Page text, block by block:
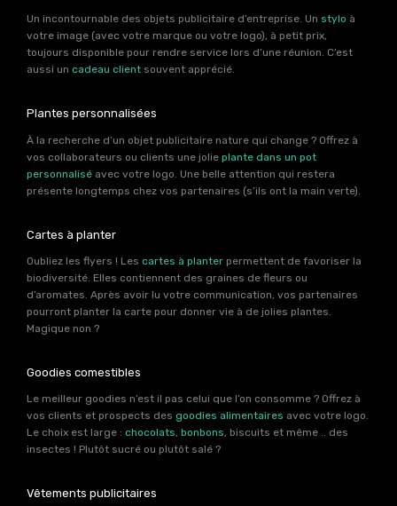
Un incontournable des objets publicitaire d’entreprise. Un stylo à
votre image (avec votre marque ou votre logo), à petit prix,
toujours disponible pour rendre service lors d’une réunion. C’est
aussi un cadeau client souvent apprécié.
Plantes personnalisées
À la recherche d’un objet publicitaire nature qui change ? Offrez à
vos collaborateurs ou clients une jolie plante dans un pot
personnalisé avec votre logo. Une belle attention qui restera
présente longtemps chez vos partenaires (s’ils ont la main verte).
Cartes à planter
Oubliez les flyers ! Les cartes à planter permettent de favoriser la
biodiversité. Elles contiennent des graines de fleurs ou
d’aromates. Après avoir lu votre communication, vos partenaires
pourront planter la carte pour donner vie à de jolies plantes.
Magique non ?
Goodies comestibles
Le meilleur goodies n’est il pas celui que l’on consomme ? Offrez à
vos clients et prospects des goodies alimentaires avec votre logo.
Le choix est large : chocolats, bonbons, biscuits et même .. des
insectes ! Plutôt sucré ou plutôt salé ?
Vêtements publicitaires